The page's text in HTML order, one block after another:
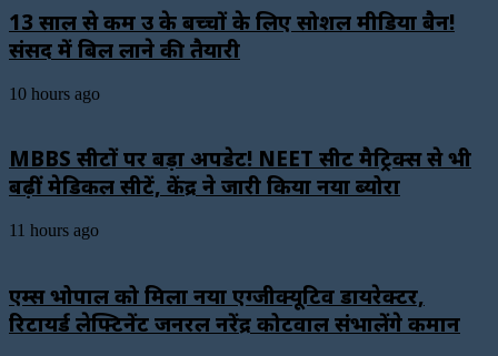
13 साल से कम उम्र के बच्चों के लिए सोशल मीडिया बैन!
संसद में बिल लाने की तैयारी
10 hours ago
MBBS सीटों पर बड़ा अपडेट! NEET सीट मैट्रिक्स से भी
बढ़ीं मेडिकल सीटें, केंद्र ने जारी किया नया ब्योरा
11 hours ago
एम्स भोपाल को मिला नया एग्जीक्यूटिव डायरेक्टर,
रिटायर्ड लेफ्टिनेंट जनरल नरेंद्र कोटवाल संभालेंगे कमान